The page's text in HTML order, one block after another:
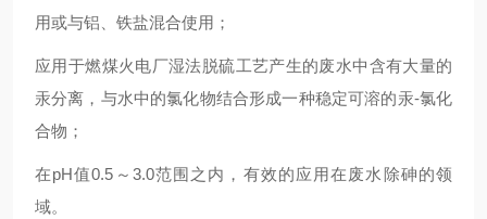
用或与铝、铁盐混合使用；
应用于燃煤火电厂湿法脱硫工艺产生的废水中含有大量的
汞分离，与水中的氯化物结合形成一种稳定可溶的汞-氯化
合物；
在pH值0.5～3.0范围之内，有效的应用在废水除砷的领
域。